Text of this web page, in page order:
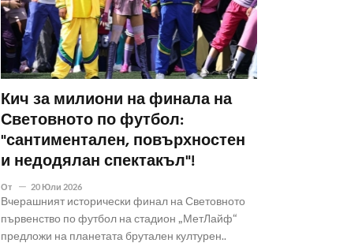
Кич за милиони на финала на
Световното по футбол:
"сантиментален, повърхностен
и недодялан спектакъл"!
От 20 Юли 2026
Вчерашният исторически финал на Световното
първенство по футбол на стадион „МетЛайф“
предложи на планетата брутален културен..